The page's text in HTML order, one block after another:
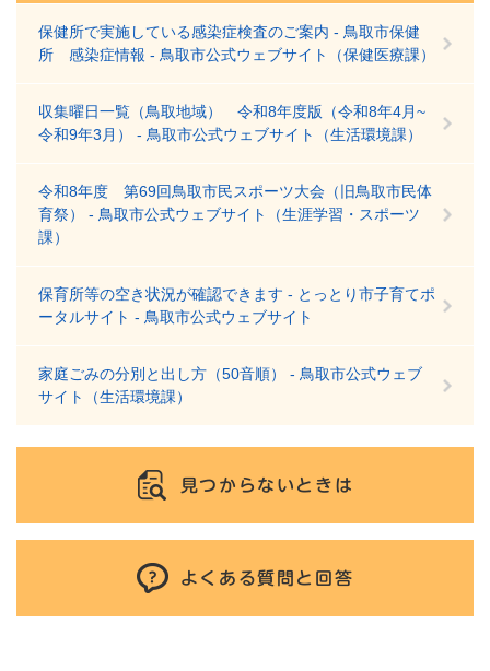
保健所で実施している感染症検査のご案内 - 鳥取市保健
所 感染症情報 - 鳥取市公式ウェブサイト（保健医療課）
収集曜日一覧（鳥取地域） 令和8年度版（令和8年4月~
令和9年3月） - 鳥取市公式ウェブサイト（生活環境課）
令和8年度 第69回鳥取市民スポーツ大会（旧鳥取市民体
育祭） - 鳥取市公式ウェブサイト（生涯学習・スポーツ
課）
保育所等の空き状況が確認できます - とっとり市子育てポ
ータルサイト - 鳥取市公式ウェブサイト
家庭ごみの分別と出し方（50音順） - 鳥取市公式ウェブ
サイト（生活環境課）
見つからないときは
よくある質問と回答